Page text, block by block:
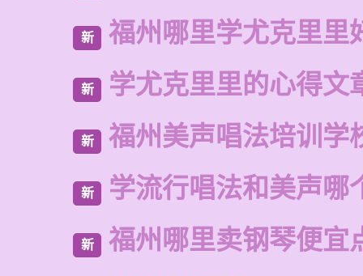
新 福州哪里学尤克里里
新 学尤克里里的心得文
新 福州美声唱法培训学
新 学流行唱法和美声哪
新 福州哪里卖钢琴便宜